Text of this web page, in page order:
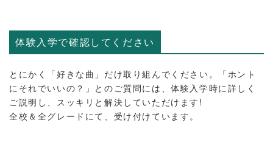
体験入学で確認してください
とにかく「好きな曲」だけ取り組んでください。「ホント
にそれでいいの？」とのご質問には、体験入学時に詳しく
ご説明し、スッキリと解決していただけます!
全校＆全グレードにて、受け付けています。